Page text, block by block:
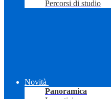
Percorsi di studio
Novità
Panoramica